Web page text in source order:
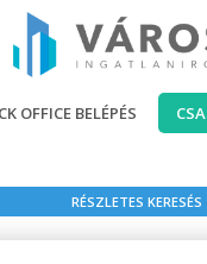
OFFICE BELÉPÉS
RÉSZLETES KERESÉS